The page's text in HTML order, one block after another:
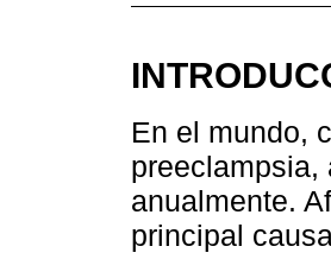
En el mundo,
preeclampsia,
anualmente.
principal